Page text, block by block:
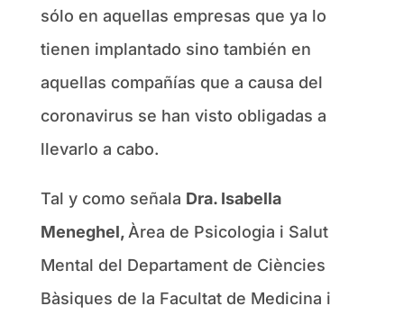
sólo en aquellas empresas que ya lo
tienen implantado sino también en
aquellas compañías que a causa del
coronavirus se han visto obligadas a
llevarlo a cabo.
Tal y como señala Dra. Isabella
Meneghel, Àrea de Psicologia i Salut
Mental del Departament de Ciències
Bàsiques de la Facultat de Medicina i